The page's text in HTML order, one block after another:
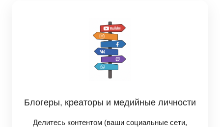
Блогеры, креаторы и медийные личности
Делитесь контентом (ваши социальные сети,